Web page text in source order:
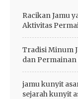
Racikan Jamu
Aktivitas
Tradisi Minum
dan
jamu kunyit
sejarah kunyit